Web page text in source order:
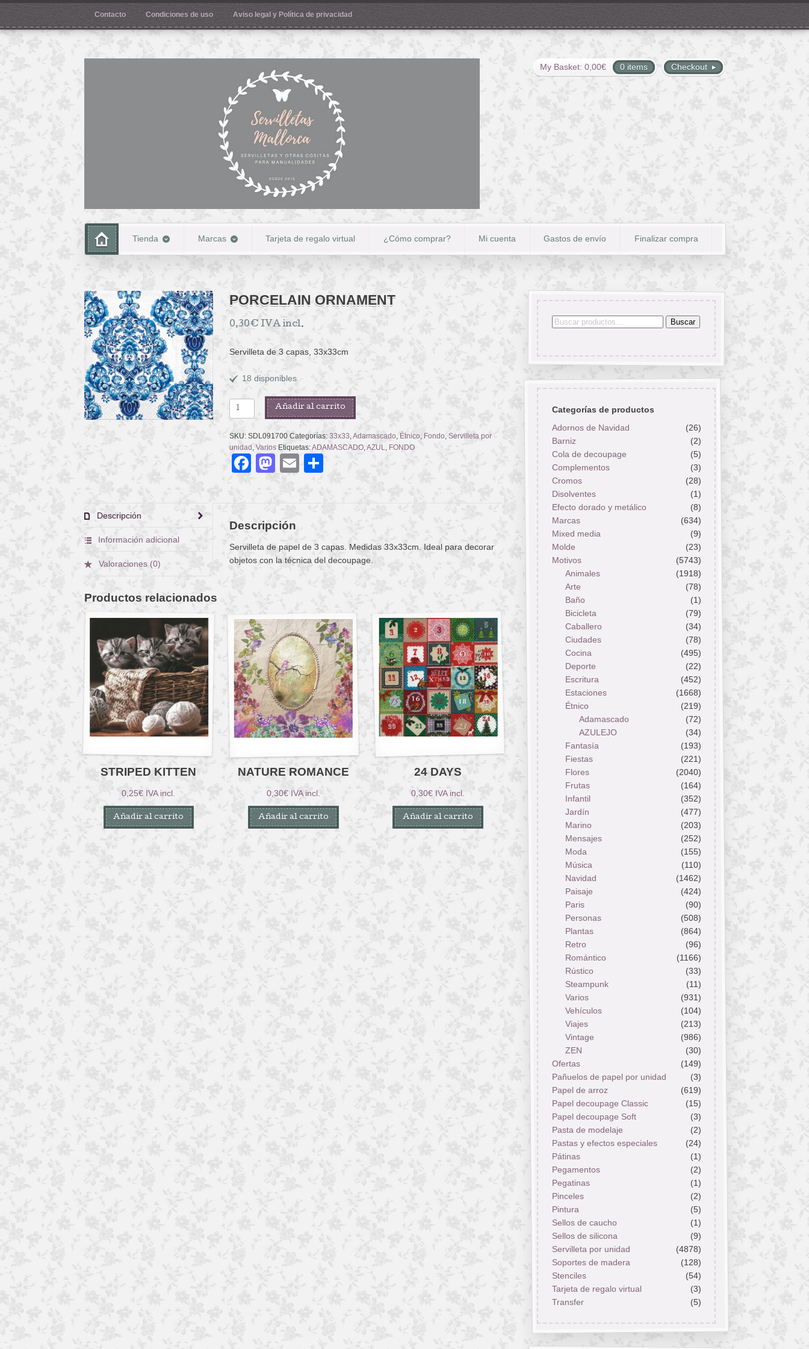
Contacto Condiciones de uso Aviso legal y Política de privacidad
Checkout
My Basket: 0,00€ 0 items
Tienda Marcas Tarjeta de regalo virtual ¿Cómo comprar? Mi cuenta Gastos de envío Finalizar compra
PORCELAIN ORNAMENT
0,30€ IVA incl.
Servilleta de 3 capas, 33x33cm
18 disponibles
PORCELAIN
ORNAMENT
cantidad
Añadir al carrito
SKU: SDL091700 Categorías: 33x33 Adamascado Étnico Fondo Servilleta por
unidad Varios Etiquetas:ADAMASCADO, AZUL FONDO
Facebook
Mastodon
EmailCompartir
Descripción
Información adicional
Valoraciones (0)
Descripción
Servilleta de papel de 3 capas. Medidas 33x33cm. Ideal para decorar
objetos con la técnica del decoupage.
Productos relacionados
STRIPED KITTEN
0,25€ IVA incl.
Añadir al carrito
NATURE ROMANCE
0,30€ IVA incl.
Añadir al carrito
24 DAYS
0,30€ IVA incl.
Añadir al carrito
Buscar
Buscar
Categorías de productos
Adornos de Navidad
(26)
Barniz
(2)
Cola de decoupage
(5)
Complementos
(3)
Cromos
(28)
Disolventes
(1)
Efecto dorado y metálico
(8)
Marcas
(634)
Mixed media
(9)
Molde
(23)
Motivos
(5743)
Animales
(1918)
Arte
(78)
Baño
(1)
Bicicleta
(79)
Caballero
(34)
Ciudades
(78)
Cocina
(495)
Deporte
(22)
Escritura
(452)
Estaciones
(1668)
Étnico
(219)
Adamascado
(72)
AZULEJO
(34)
Fantasía
(193)
Fiestas
(221)
Flores
(2040)
Frutas
(164)
Infantil
(352)
Jardín
(477)
Marino
(203)
Mensajes
(252)
Moda
(155)
Música
(110)
Navidad
(1462)
Paisaje
(424)
Paris
(90)
Personas
(508)
Plantas
(864)
Retro
(96)
Romántico
(1166)
Rústico
(33)
Steampunk
(11)
Varios
(931)
Vehículos
(104)
Viajes
(213)
Vintage
(986)
ZEN
(30)
Ofertas
(149)
Pañuelos de papel por unidad
(3)
Papel de arroz
(619)
Papel decoupage Classic
(15)
Papel decoupage Soft
(3)
Pasta de modelaje
(2)
Pastas y efectos especiales
(24)
Pátinas
(1)
Pegamentos
(2)
Pegatinas
(1)
Pinceles
(2)
Pintura
(5)
Sellos de caucho
(1)
Sellos de silicona
(9)
Servilleta por unidad
(4878)
Soportes de madera
(128)
Stenciles
(54)
Tarjeta de regalo virtual
(3)
Transfer
(5)